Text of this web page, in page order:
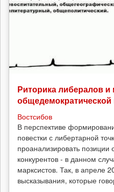
Риторика либералов и
общедемократической
Востсибов
В перспективе
повестки с либертарной
проанализировать позиции
конкурентов - в данном
марксистов. Так, в апреле
высказывания, которые